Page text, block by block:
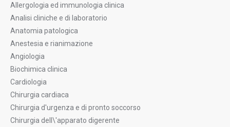
Allergologia ed immunologia clinica
Analisi cliniche e di laboratorio
Anatomia patologica
Anestesia e rianimazione
Angiologia
Biochimica clinica
Cardiologia
Chirurgia cardiaca
Chirurgia d'urgenza e di pronto soccorso
Chirurgia dell\'apparato digerente